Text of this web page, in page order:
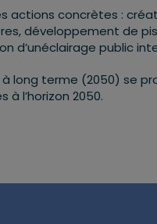
concrètes :
développement de
d’unéclairage public
long terme (2050) se
l’horizon 2050.